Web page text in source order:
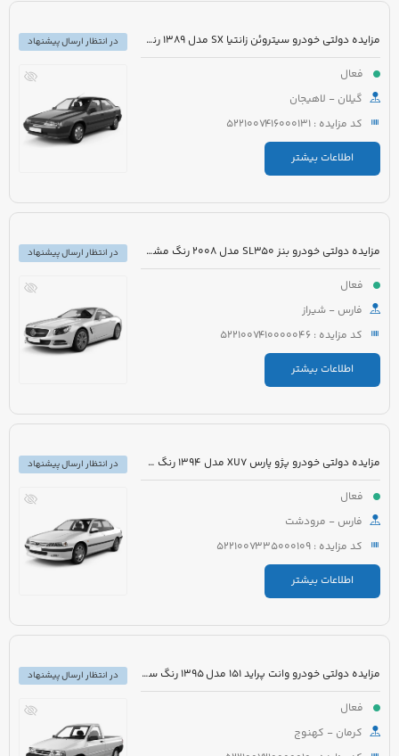
مزایده دولتی خودرو سیتروئن زانتیا SX مدل 1389 رنگ نقره ای
فعال
گیلان - لاهیجان
کد مزایده : 5221007416000131
اطلاعات بیشتر
در انتظار ارسال پیشنهاد
مزایده دولتی خودرو بنز SL350 مدل 2008 رنگ مشکی روغنی
فعال
فارس - شیراز
کد مزایده : 5221007410000046
اطلاعات بیشتر
در انتظار ارسال پیشنهاد
مزایده دولتی خودرو پژو پارس XU7 مدل 1394 رنگ سفید روغنی
فعال
فارس - مرودشت
کد مزایده : 5221007335000109
اطلاعات بیشتر
در انتظار ارسال پیشنهاد
مزایده دولتی خودرو وانت پراید 151 مدل 1395 رنگ سفید
فعال
کرمان - کهنوج
در انتظار ارسال پیشنهاد